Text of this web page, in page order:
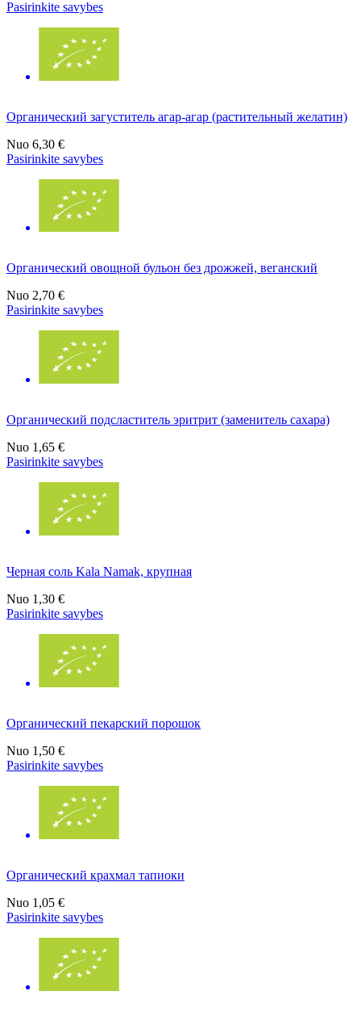
Pasirinkite savybes
Органический загуститель агар-агар (растительный желатин)
Nuo 6,30 €
Pasirinkite savybes
Органический овощной бульон без дрожжей, веганский
Nuo 2,70 €
Pasirinkite savybes
Органический подсластитель эритрит (заменитель сахара)
Nuo 1,65 €
Pasirinkite savybes
Черная соль Kala Namak, крупная
Nuo 1,30 €
Pasirinkite savybes
Органический пекарский порошок
Nuo 1,50 €
Pasirinkite savybes
Органический крахмал тапиоки
Nuo 1,05 €
Pasirinkite savybes